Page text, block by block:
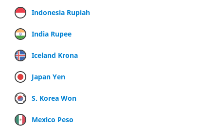
Indonesia Rupiah
India Rupee
Iceland Krona
Japan Yen
S. Korea Won
Mexico Peso